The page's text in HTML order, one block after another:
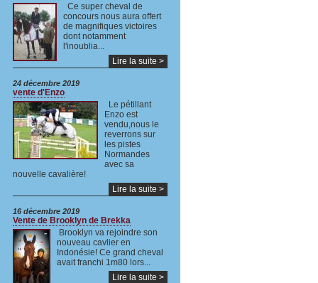
Ce super cheval de
concours nous aura offert
de magnifiques victoires
dont notamment
l'inoublia...
Lire la suite >
24 décembre 2019
vente d'Enzo
Le pétillant
Enzo est
vendu,nous le
reverrons sur
les pistes
Normandes
avec sa
nouvelle cavalière!
Lire la suite >
16 décembre 2019
Vente de Brooklyn de Brekka
Brooklyn va rejoindre son
nouveau cavlier en
Indonésie! Ce grand cheval
avait franchi 1m80 lors...
Lire la suite >